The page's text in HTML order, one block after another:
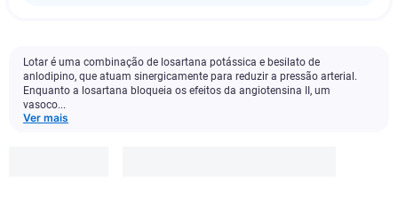
Lotar é uma combinação de losartana potássica e besilato de
anlodipino, que atuam sinergicamente para reduzir a pressão arterial.
Enquanto a losartana bloqueia os efeitos da angiotensina II, um
vasoco...
Ver mais